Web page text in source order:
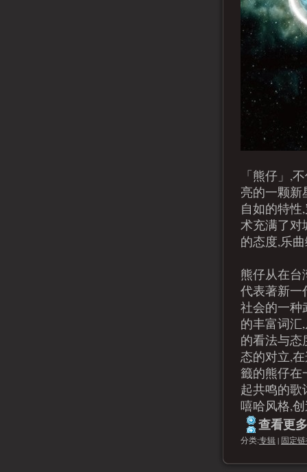
「熊仔」,
亮的一颗新
自如的特
术充满了对
的态度,乐
熊仔从在台
代表著新一
社会的一种
的丰富词汇
的看法与态
态的对立,
籤的熊仔在
起共鸣的歌
嘻哈风格,
查看更
分类:专辑| 固定